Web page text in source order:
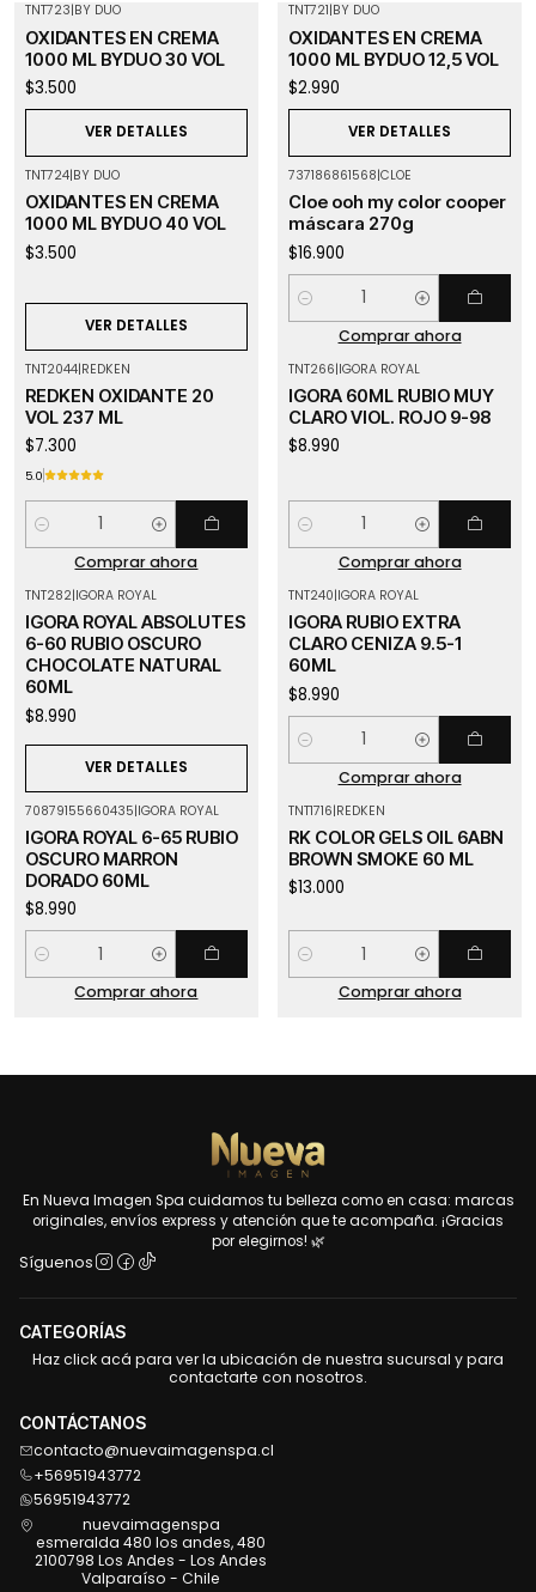
TNT723|BY DUO
OXIDANTES EN CREMA
1000 ML BYDUO 30 VOL
$3.500
VER DETALLES
TNT721|BY DUO
OXIDANTES EN CREMA
1000 ML BYDUO 12,5 VOL
$2.990
VER DETALLES
TNT724|BY DUO
OXIDANTES EN CREMA
1000 ML BYDUO 40 VOL
$3.500
VER DETALLES
737186861568|CLOE
Cloe ooh my color cooper
máscara 270g
$16.900
Cantidad
Comprar ahora
TNT2044|REDKEN
REDKEN OXIDANTE 20
VOL 237 ML
$7.300
5.0
Cantidad
Comprar ahora
TNT266|IGORA ROYAL
IGORA 60ML RUBIO MUY
CLARO VIOL. ROJO 9-98
$8.990
Cantidad
Comprar ahora
TNT282|IGORA ROYAL
IGORA ROYAL ABSOLUTES
6-60 RUBIO OSCURO
CHOCOLATE NATURAL
60ML
$8.990
VER DETALLES
TNT240|IGORA ROYAL
IGORA RUBIO EXTRA
CLARO CENIZA 9.5-1
60ML
$8.990
Cantidad
Comprar ahora
70879155660435|IGORA ROYAL
IGORA ROYAL 6-65 RUBIO
OSCURO MARRON
DORADO 60ML
$8.990
Cantidad
Comprar ahora
TNT1716|REDKEN
RK COLOR GELS OIL 6ABN
BROWN SMOKE 60 ML
$13.000
Cantidad
Comprar ahora
En Nueva Imagen Spa cuidamos tu belleza como en casa: marcas
originales, envíos express y atención que te acompaña. ¡Gracias
por elegirnos! 🌿
Síguenos
CATEGORÍAS
Haz click acá para ver la ubicación de nuestra sucursal y para
contactarte con nosotros.
CONTÁCTANOS
contacto@nuevaimagenspa.cl
+56951943772
56951943772
nuevaimagenspa
esmeralda 480 los andes, 480
2100798 Los Andes - Los Andes
Valparaíso - Chile